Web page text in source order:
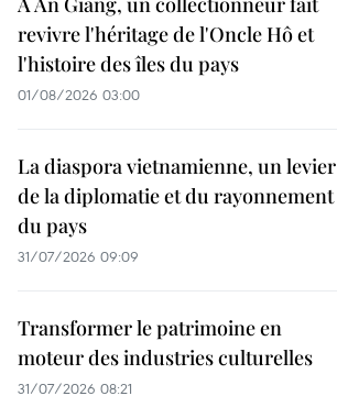
revivre l'héritage de l'Oncle Hô et
l'histoire des îles du pays
01/08/2026 03:00
La diaspora vietnamienne, un levier
de la diplomatie et du rayonnement
du pays
31/07/2026 09:09
Transformer le patrimoine en
moteur des industries culturelles
31/07/2026 08:21